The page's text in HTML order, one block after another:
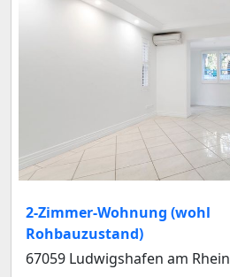
2-Zimmer-Wohnung (wohl
Rohbauzustand)
67059 Ludwigshafen am Rhein